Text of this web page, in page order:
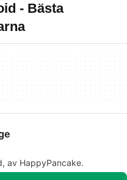
- Bästa
av HappyPancake.